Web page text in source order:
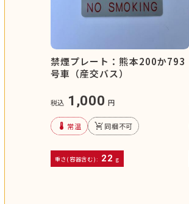
禁煙プレート：熊本200か793
号車（産交バス）
税込 1,000 円
device_thermostat 常温 remove_shopping_cart同梱不可
重さ(容器含む): 22 g